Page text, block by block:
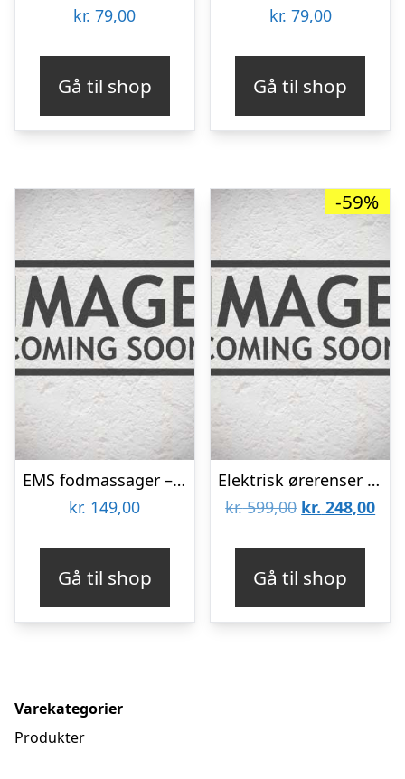
kr. 79,00
Gå til shop
kr. 79,00
Gå til shop
EMS fodmassager – Elektrostimulator
kr. 149,00
Gå til shop
-59%
Elektrisk ørerenser med kamera – Sort
kr.599,00 Den
kr. 599,00.
kr. 248,00Den
kr.
Gå til shop
Varekategorier
Produkter